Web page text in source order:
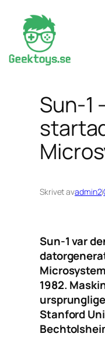
Hoppa
innehåll
Sun-1
Skrivet avadmin2i
Sun-1 var
1982.
Stanford